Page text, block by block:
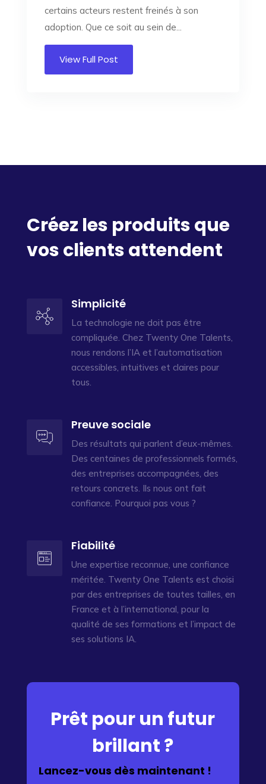
certains acteurs restent freinés à son
adoption. Que ce soit au sein de...
View Full Post
Créez les produits que
vos clients attendent
Simplicité
La technologie ne doit pas être
compliquée. Chez Twenty One Talents,
nous rendons l’IA et l’automatisation
accessibles, intuitives et claires pour
tous.
Preuve sociale
Des résultats qui parlent d’eux-mêmes.
Des centaines de professionnels formés,
des entreprises accompagnées, des
retours concrets. Ils nous ont fait
confiance. Pourquoi pas vous ?
Fiabilité
Une expertise reconnue, une confiance
méritée. Twenty One Talents est choisi
par des entreprises de toutes tailles, en
France et à l’international, pour la
qualité de ses formations et l’impact de
ses solutions IA.
Prêt pour un futur
brillant ?
Lancez-vous dès maintenant !